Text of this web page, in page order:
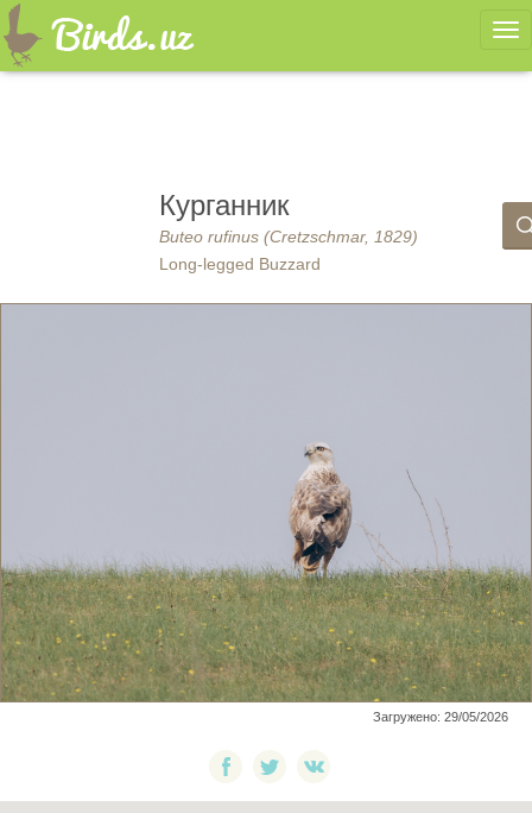
Курганник
Buteo rufinus (Cretzschmar, 1829)
Long-legged Buzzard
Загружено: 29/05/2026